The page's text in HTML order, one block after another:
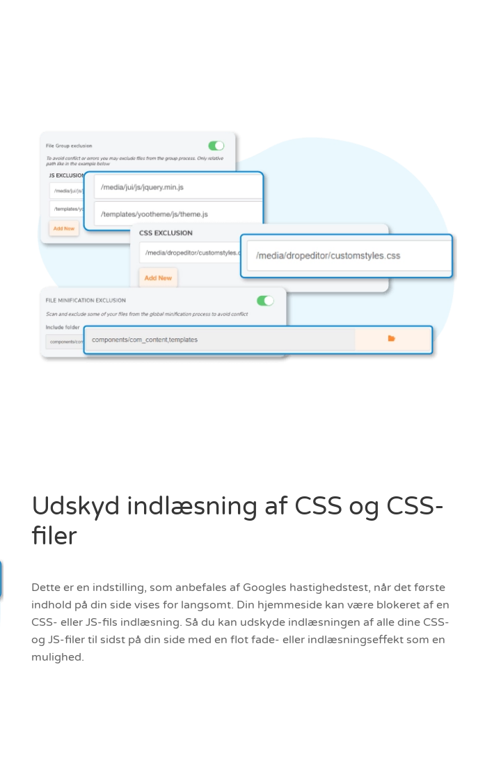
Udskyd indlæsning af CSS og CSS-
filer
Dette er en indstilling, som anbefales af Googles hastighedstest, når det første
indhold på din side vises for langsomt. Din hjemmeside kan være blokeret af en
CSS- eller JS-fils indlæsning. Så du kan udskyde indlæsningen af alle dine CSS-
og JS-filer til sidst på din side med en flot fade- eller indlæsningseffekt som en
mulighed.